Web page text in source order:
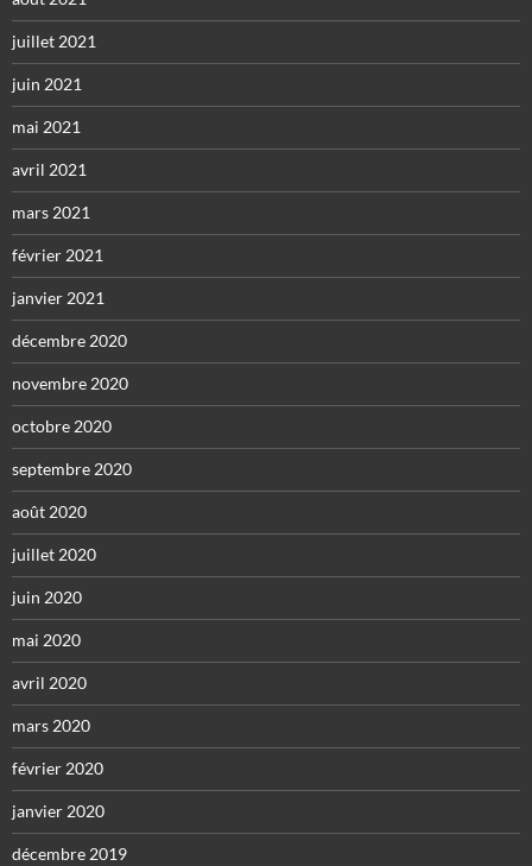
juillet 2021
juin 2021
mai 2021
avril 2021
mars 2021
février 2021
janvier 2021
décembre 2020
novembre 2020
octobre 2020
septembre 2020
août 2020
juillet 2020
juin 2020
mai 2020
avril 2020
mars 2020
février 2020
janvier 2020
décembre 2019